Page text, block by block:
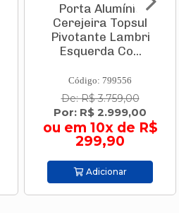
Porta Alumínio
Cerejeira Topsul
Pivotante Lambri
Esquerda Co...
Código: 799556
De: R$ 3.759,00
Por: R$ 2.999,00
ou em 10x de R$
299,90
Adicionar